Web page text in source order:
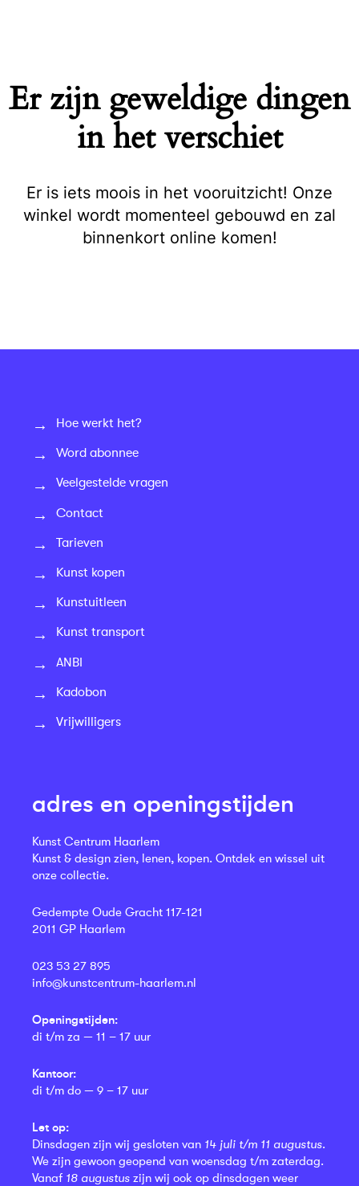
Er zijn geweldige dingen
in het verschiet
Er is iets moois in het vooruitzicht! Onze
winkel wordt momenteel gebouwd en zal
binnenkort online komen!
Hoe werkt het?
Word abonnee
Veelgestelde vragen
Contact
Tarieven
Kunst kopen
Kunstuitleen
Kunst transport
ANBI
Kadobon
Vrijwilligers
adres en openingstijden
Kunst Centrum Haarlem
Kunst & design zien, lenen, kopen. Ontdek en wissel uit
onze collectie.
Gedempte Oude Gracht 117-121
2011 GP Haarlem
023 53 27 895
info@kunstcentrum-haarlem.nl
Openingstijden:
di t/m za — 11 – 17 uur
Kantoor:
di t/m do — 9 – 17 uur
Let op:
Dinsdagen zijn wij gesloten van 14 juli t/m 11 augustus.
We zijn gewoon geopend van woensdag t/m zaterdag.
Vanaf 18 augustus zijn wij ook op dinsdagen weer